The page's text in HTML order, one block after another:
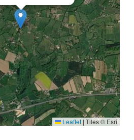
Leaflet | Tiles © Esri